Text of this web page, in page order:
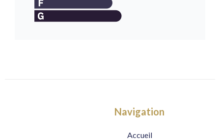
Navigation
Accueil